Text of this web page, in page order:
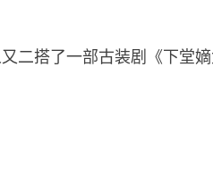
二搭了一部古装剧《下堂